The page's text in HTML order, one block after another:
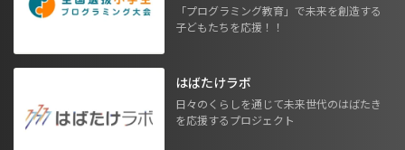
「プログラミング教育」で未来を創造する
子どもたちを応援！！
はばたけラボ
日々のくらしを通じて未来世代のはばたき
を応援するプロジェクト